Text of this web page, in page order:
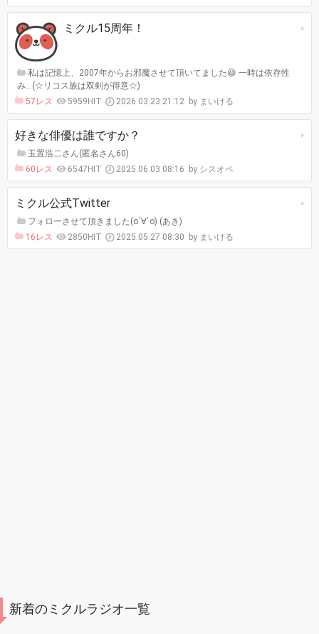
ミクル15周年！
私は記憶上、2007年からお邪魔させて頂いてました😆 一時は依存性
み…(☆リコス族は双剣が得意☆)
57レス
5959HIT 2026.03.23 21:12 まいける
好きな俳優は誰ですか？
玉置浩二さん(匿名さん60)
60レス
6547HIT 2025.06.03 08:16 シスオペ
ミクル公式Twitter
フォローさせて頂きました(о´∀`о) (あき)
16レス
2850HIT 2025.05.27 08:30 まいける
新着のミクルラジオ一覧